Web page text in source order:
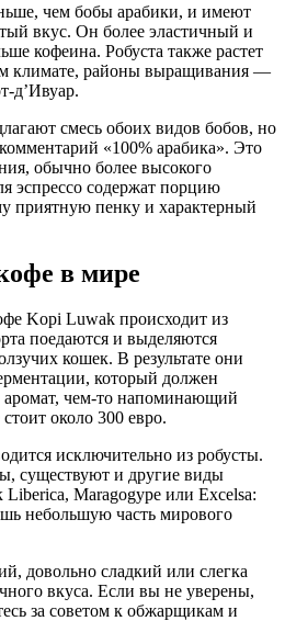
чем бобы арабики, и имеют
вкус. Он более эластичный и
кофеина. Робуста также растет
климате, районы выращивания —
д’Ивуар.
смесь обоих видов бобов, но
«100% арабика». Это
обычно более высокого
эспрессо содержат порцию
приятную пенку и характерный
в мире
Kopi Luwak происходит из
поедаются и выделяются
кошек. В результате они
который должен
аромат, чем-то напоминающий
около 300 евро.
исключительно из робусты.
существуют и другие виды
Liberica, Maragogype или Excelsa:
небольшую часть мирового
довольно сладкий или слегка
вкуса. Если вы не уверены,
за советом к обжарщикам и